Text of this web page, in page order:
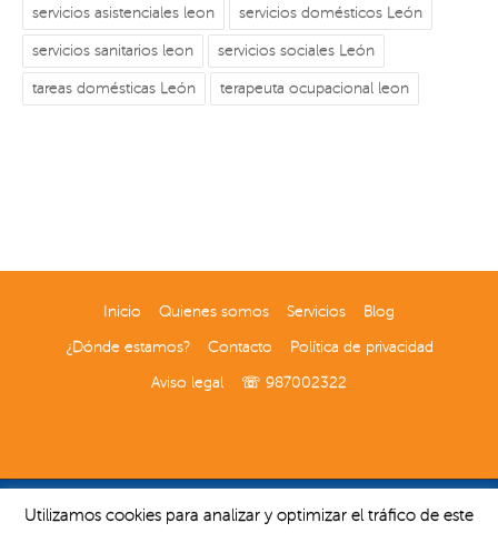
servicios asistenciales leon servicios domésticos León
servicios sanitarios leon servicios sociales León
tareas domésticas León terapeuta ocupacional leon
Inicio Quienes somos Servicios Blog
¿Dónde estamos? Contacto Política de privacidad
Aviso legal ☏ 987002322
Diseñado por Interdomicilio | Desarrollado en Wordpress
Utilizamos cookies para analizar y optimizar el tráfico de este